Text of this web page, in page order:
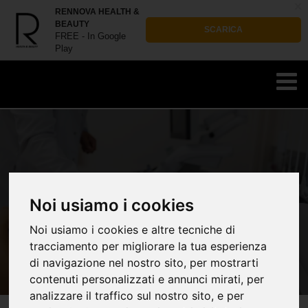
Noi usiamo i cookies
Noi usiamo i cookies e altre tecniche di
tracciamento per migliorare la tua esperienza
di navigazione nel nostro sito, per mostrarti
contenuti personalizzati e annunci mirati, per
analizzare il traffico sul nostro sito, e per
RENNOVA HEALTH &
BEAUTY
FREE - In Google
Play
SCARICA